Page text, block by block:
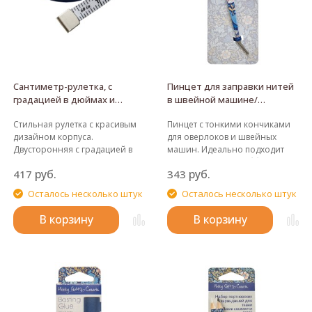
Сантиметр-рулетка, с
градацией в дюймах и
Стильная рулетка с красивым
дизайном корпуса.
Двусторонняя с градацией в
удобным механизмом
скручивания. Вытягивается
механически.
417 руб.
Осталось несколько штук
В корзину
Пинцет для заправки нитей
в швейной машине/
Пинцет с тонкими кончиками
для оверлоков и швейных
машин. Идеально подходит
для рукоделия и хобби.
343 руб.
Осталось несколько штук
В корзину